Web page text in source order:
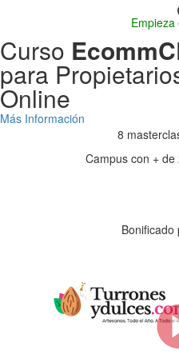
Empieza
Curso
para
Online
Más Información
8
Campus con +